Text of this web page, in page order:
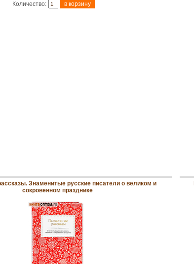
Количество:
Знаменитые русские писатели о великом и
сокровенном празднике